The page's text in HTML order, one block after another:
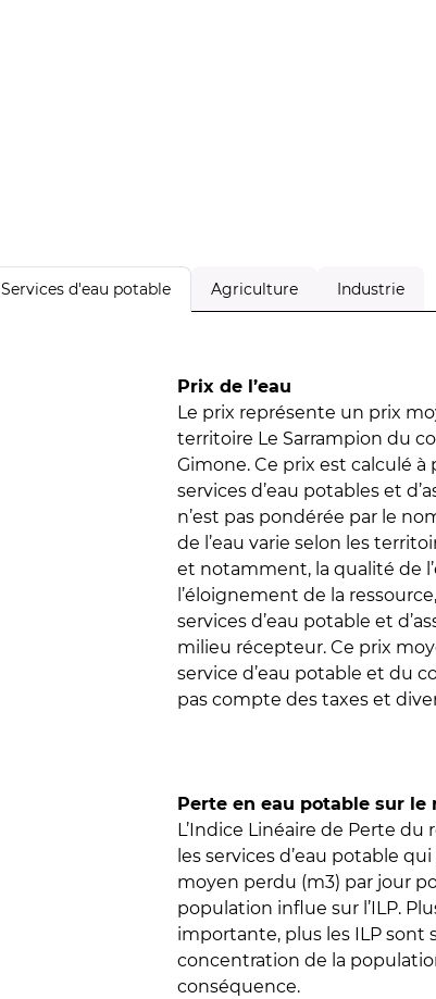
Services d'eau potable Agriculture Industrie
Prix de l’eau
Le prix représente un prix
territoire Le Sarrampion du
Gimone. Ce prix est calculé
services d’eau potables et
n’est pas pondérée par le
de l’eau varie selon les
et notamment, la qualité de
l’éloignement de la
services d’eau potable et
milieu récepteur. Ce prix
service d’eau potable et du
pas compte des taxes et
Perte en eau potable sur le
L’Indice Linéaire de Perte
les services d’eau potable
moyen perdu (m3) par jour
population influe sur l’ILP.
importante, plus les ILP sont
concentration de la
conséquence.